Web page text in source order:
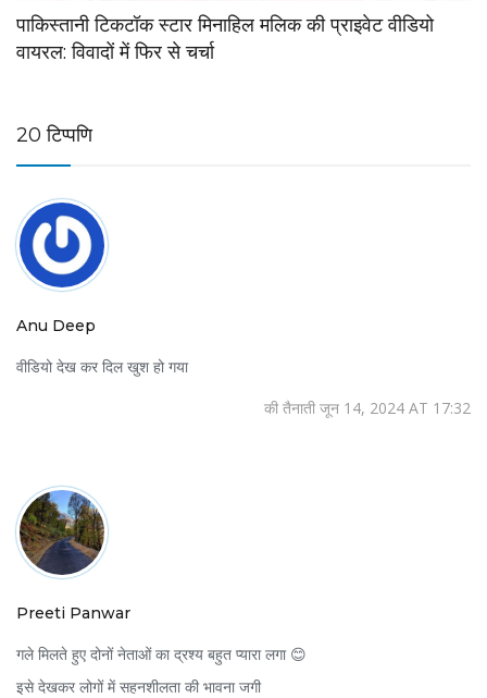
पाकिस्तानी टिकटॉक स्टार मिनाहिल मलिक की प्राइवेट वीडियो
वायरल: विवादों में फिर से चर्चा
20 टिप्पणि
Anu Deep
वीडियो देख कर दिल खुश हो गया
की तैनाती जून 14, 2024 AT 17:32
Preeti Panwar
गले मिलते हुए दोनों नेताओं का द्रश्य बहुत प्यारा लगा 😊
इसे देखकर लोगों में सहनशीलता की भावना जगी